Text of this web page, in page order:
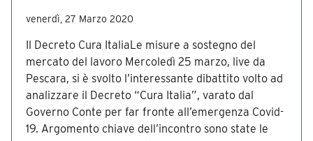
venerdì, 27 Marzo 2020
Il Decreto Cura ItaliaLe misure a sostegno del
mercato del lavoro Mercoledì 25 marzo, live da
Pescara, si è svolto l’interessante dibattito volto ad
analizzare il Decreto “Cura Italia”, varato dal
Governo Conte per far fronte all’emergenza Covid-
19. Argomento chiave dell’incontro sono state le